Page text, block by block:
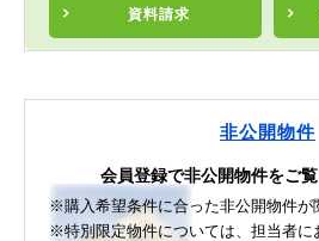
資料請求
非公開物件
会員登録で非公開物件をご
※購入希望条件に合った非公開物件が
※特別限定物件については、担当者に